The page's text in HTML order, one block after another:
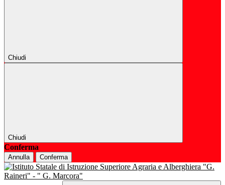
Chiudi
Chiudi
Conferma
Annulla Conferma